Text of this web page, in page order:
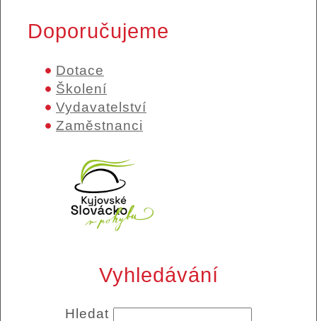
Doporučujeme
Dotace
Školení
Vydavatelství
Zaměstnanci
Vyhledávání
Hledat